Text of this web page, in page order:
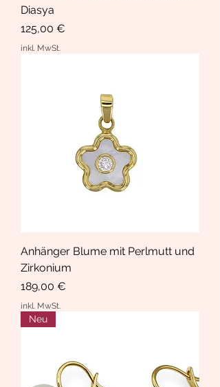
Diasya
Preis
125,00 €
inkl. MwSt.
Anhänger Blume mit Perlmutt und
Zirkonium
Preis
189,00 €
inkl. MwSt.
Neu